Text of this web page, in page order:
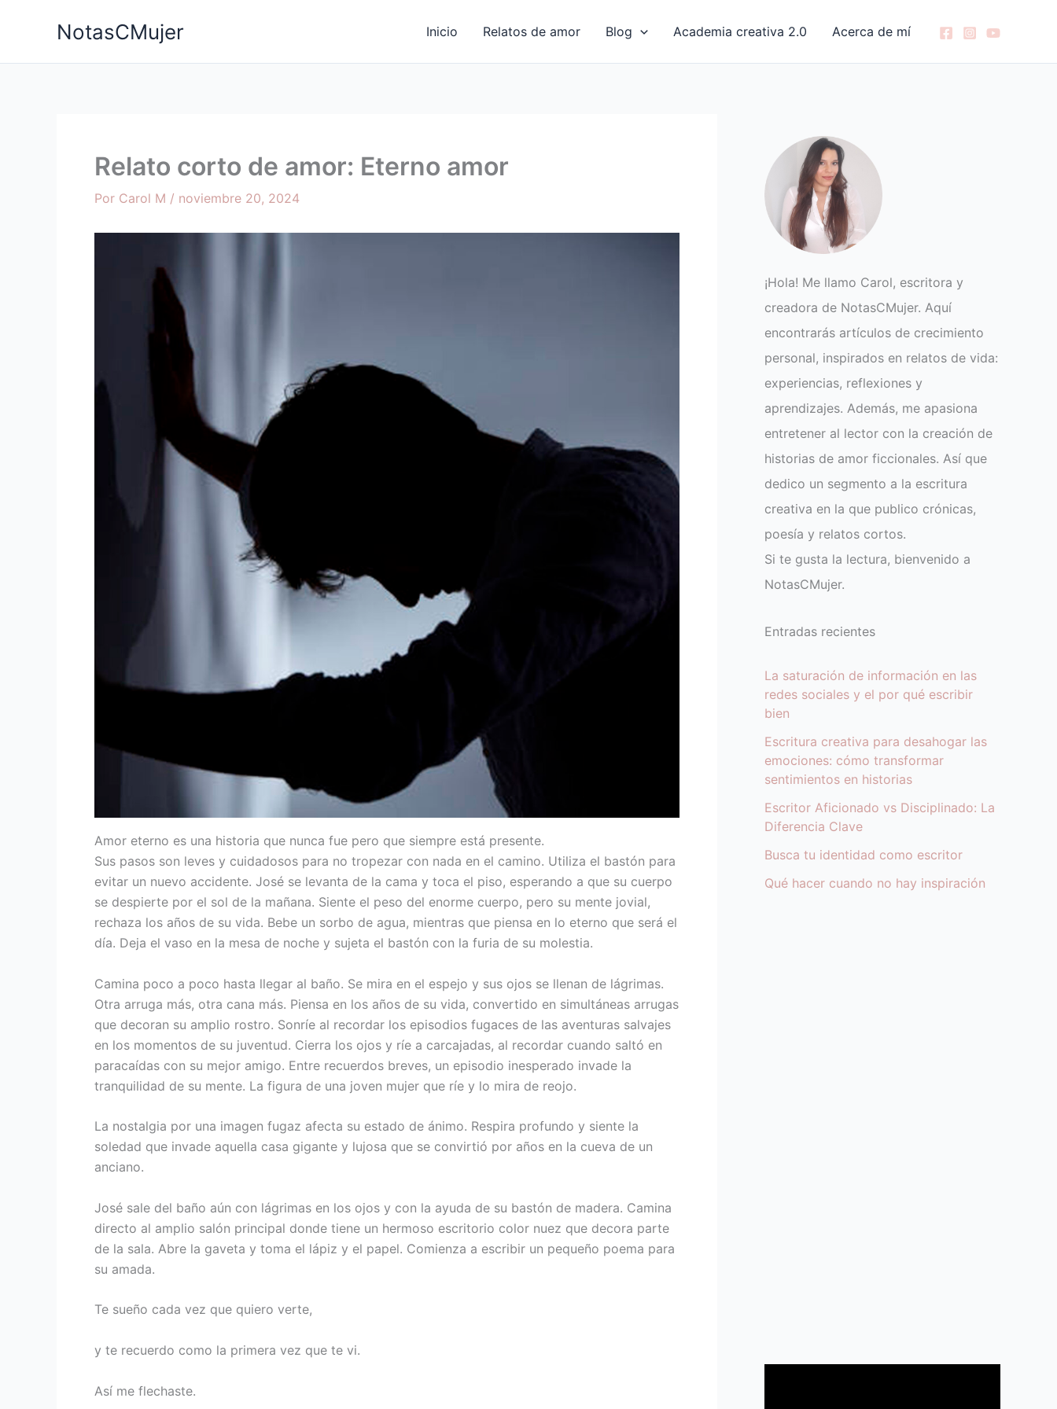
NotasCMujer Inicio Relatos de amor Blog Academia creativa 2.0 Acerca de mí
Relato corto de amor: Eterno amor
Por Carol M / noviembre 20, 2024
Amor eterno es una historia que nunca fue pero que siempre está presente.
Sus pasos son leves y cuidadosos para no tropezar con nada en el camino. Utiliza el bastón para
evitar un nuevo accidente. José se levanta de la cama y toca el piso, esperando a que su cuerpo
se despierte por el sol de la mañana. Siente el peso del enorme cuerpo, pero su mente jovial,
rechaza los años de su vida. Bebe un sorbo de agua, mientras que piensa en lo eterno que será el
día. Deja el vaso en la mesa de noche y sujeta el bastón con la furia de su molestia.
Camina poco a poco hasta llegar al baño. Se mira en el espejo y sus ojos se llenan de lágrimas.
Otra arruga más, otra cana más. Piensa en los años de su vida, convertido en simultáneas arrugas
que decoran su amplio rostro. Sonríe al recordar los episodios fugaces de las aventuras salvajes
en los momentos de su juventud. Cierra los ojos y ríe a carcajadas, al recordar cuando saltó en
paracaídas con su mejor amigo. Entre recuerdos breves, un episodio inesperado invade la
tranquilidad de su mente. La figura de una joven mujer que ríe y lo mira de reojo.
La nostalgia por una imagen fugaz afecta su estado de ánimo. Respira profundo y siente la
soledad que invade aquella casa gigante y lujosa que se convirtió por años en la cueva de un
anciano.
José sale del baño aún con lágrimas en los ojos y con la ayuda de su bastón de madera. Camina
directo al amplio salón principal donde tiene un hermoso escritorio color nuez que decora parte
de la sala. Abre la gaveta y toma el lápiz y el papel. Comienza a escribir un pequeño poema para
su amada.
Te sueño cada vez que quiero verte,
y te recuerdo como la primera vez que te vi.
Así me flechaste.
¡Hola! Me llamo Carol, escritora y
creadora de NotasCMujer. Aquí
encontrarás artículos de crecimiento
personal, inspirados en relatos de vida:
experiencias, reflexiones y
aprendizajes. Además, me apasiona
entretener al lector con la creación de
historias de amor ficcionales. Así que
dedico un segmento a la escritura
creativa en la que publico crónicas,
poesía y relatos cortos.
Si te gusta la lectura, bienvenido a
NotasCMujer.
Entradas recientes
La saturación de información en las
redes sociales y el por qué escribir
bien
Escritura creativa para desahogar las
emociones: cómo transformar
sentimientos en historias
Escritor Aficionado vs Disciplinado: La
Diferencia Clave
Busca tu identidad como escritor
Qué hacer cuando no hay inspiración